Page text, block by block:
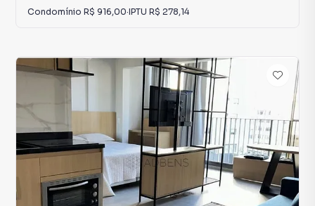
Condomínio R$ 916,00·IPTU R$ 278,14